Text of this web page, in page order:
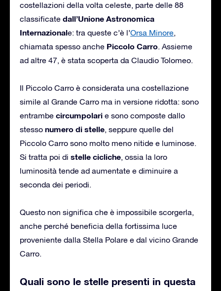
costellazioni della volta celeste, parte delle 88
classificate dall’Unione Astronomica
Internazionale: tra queste c’è l’Orsa Minore,
chiamata spesso anche Piccolo Carro. Assieme
ad altre 47, è stata scoperta da Claudio Tolomeo.
Il Piccolo Carro è considerata una costellazione
simile al Grande Carro ma in versione ridotta: sono
entrambe circumpolari e sono composte dallo
stesso numero di stelle, seppure quelle del
Piccolo Carro sono molto meno nitide e luminose.
Si tratta poi di stelle cicliche, ossia la loro
luminosità tende ad aumentate e diminuire a
seconda dei periodi.
Questo non significa che è impossibile scorgerla,
anche perché beneficia della fortissima luce
proveniente dalla Stella Polare e dal vicino Grande
Carro.
Quali sono le stelle presenti in questa